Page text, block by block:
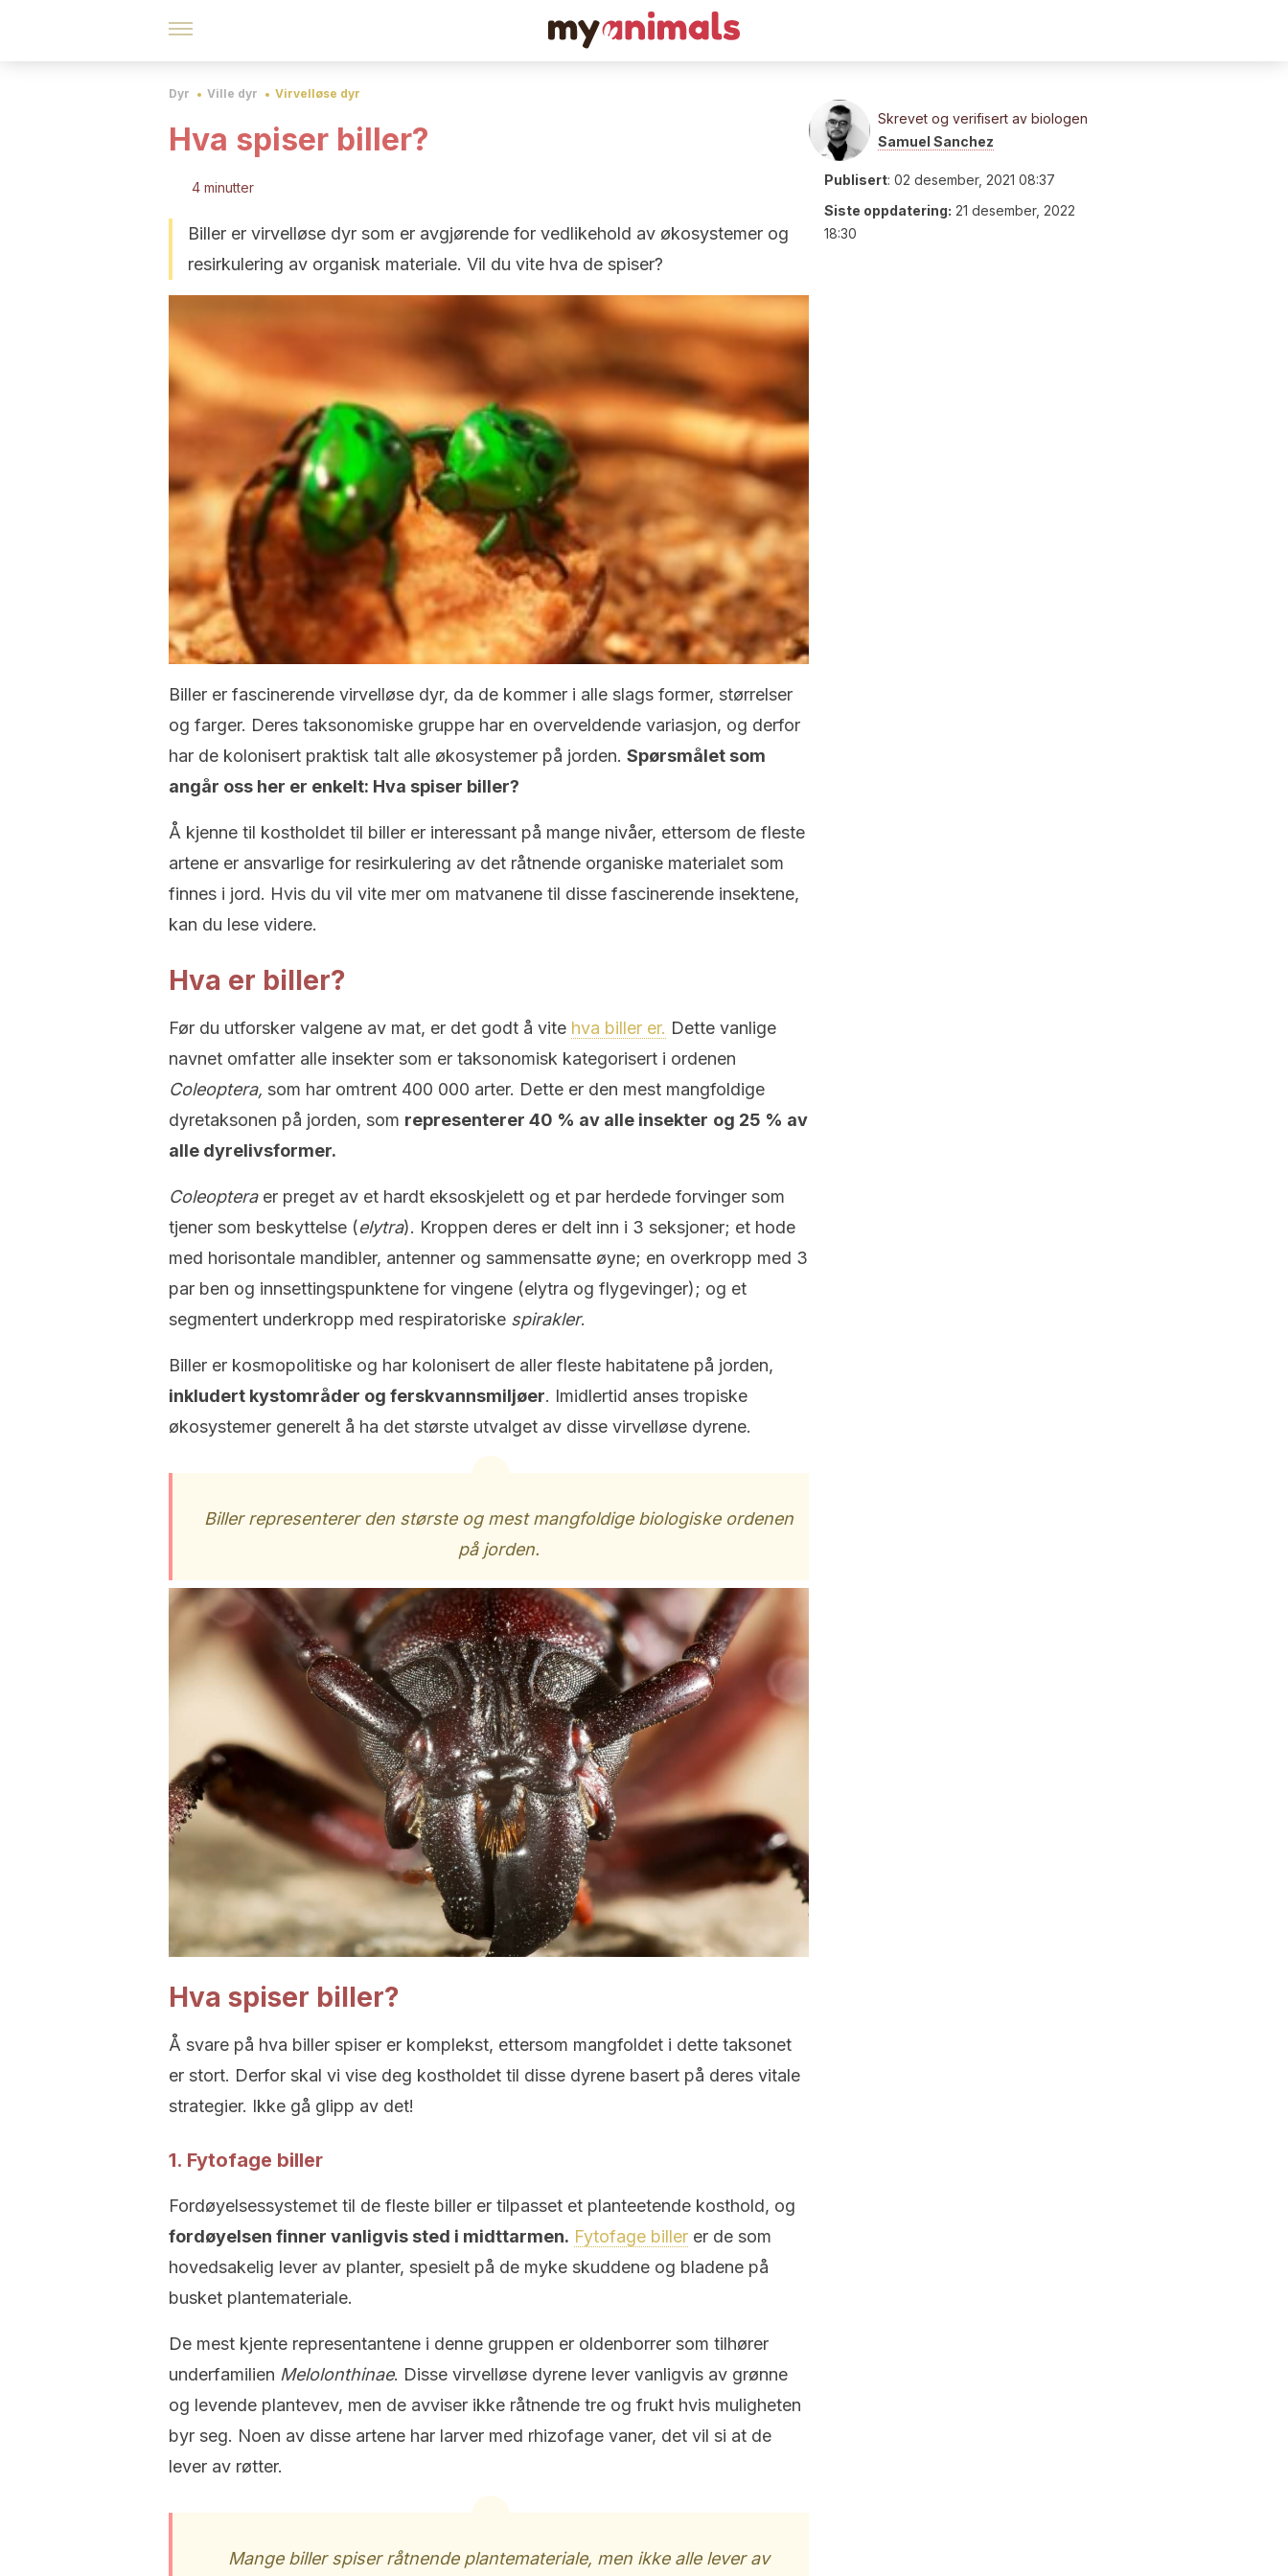
Dyr Ville dyr Virvelløse dyr
Hva spiser biller?
4 minutter
Biller er virvelløse dyr som er avgjørende for vedlikehold av økosystemer og
resirkulering av organisk materiale. Vil du vite hva de spiser?
Biller er fascinerende virvelløse dyr, da de kommer i alle slags former, størrelser
og farger. Deres taksonomiske gruppe har en overveldende variasjon, og derfor
har de kolonisert praktisk talt alle økosystemer på jorden. Spørsmålet som
angår oss her er enkelt: Hva spiser biller?
Å kjenne til kostholdet til biller er interessant på mange nivåer, ettersom de fleste
artene er ansvarlige for resirkulering av det råtnende organiske materialet som
finnes i jord. Hvis du vil vite mer om matvanene til disse fascinerende insektene,
kan du lese videre.
Hva er biller?
Før du utforsker valgene av mat, er det godt å vite hva biller er. Dette vanlige
navnet omfatter alle insekter som er taksonomisk kategorisert i ordenen
Coleoptera, som har omtrent 400 000 arter. Dette er den mest mangfoldige
dyretaksonen på jorden, som representerer 40 % av alle insekter og 25 % av
alle dyrelivsformer.
Coleopteraer preget av et hardt eksoskjelett og et par herdede forvinger som
tjener som beskyttelse (elytra). Kroppen deres er delt inn i 3 seksjoner; et hode
med horisontale mandibler, antenner og sammensatte øyne; en overkropp med 3
par ben og innsettingspunktene for vingene (elytra og flygevinger); og et
segmentert underkropp med respiratoriske spirakler.
Biller er kosmopolitiske og har kolonisert de aller fleste habitatene på jorden,
inkludert kystområder og ferskvannsmiljøer. Imidlertid anses tropiske
økosystemer generelt å ha det største utvalget av disse virvelløse dyrene.
Biller representerer den største og mest mangfoldige biologiske ordenen
på jorden.
Hva spiser biller?
Å svare på hva biller spiser er komplekst, ettersom mangfoldet i dette taksonet
er stort. Derfor skal vi vise deg kostholdet til disse dyrene basert på deres vitale
strategier. Ikke gå glipp av det!
1. Fytofage biller
Fordøyelsessystemet til de fleste biller er tilpasset et planteetende kosthold, og
fordøyelsen finner vanligvis sted i midttarmen. Fytofage biller er de som
hovedsakelig lever av planter, spesielt på de myke skuddene og bladene på
busket plantemateriale.
De mest kjente representantene i denne gruppen er oldenborrer som tilhører
underfamilien Melolonthinae. Disse virvelløse dyrene lever vanligvis av grønne
og levende plantevev, men de avviser ikke råtnende tre og frukt hvis muligheten
byr seg. Noen av disse artene har larver med rhizofage vaner, det vil si at de
lever av røtter.
Mange biller spiser råtnende plantemateriale, men ikke alle lever av
Skrevet og verifisert av biologen
Samuel Sanchez
Publisert: 02 desember, 2021 08:37
Siste oppdatering: 21 desember, 2022
18:30